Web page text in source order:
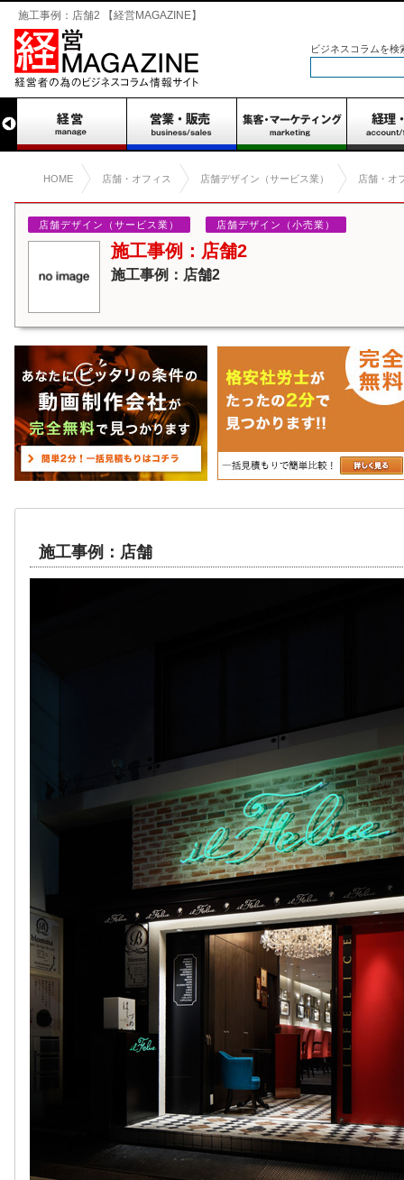
施工事例：店舗2 【経営MAGAZINE】
ビジネスコラムを検
HOME 店舗・オフィス 店舗デザイン（サービス業） 店舗・オ
店舗デザイン（サービス業） 店舗デザイン（小売業）
施工事例：店舗2
施工事例：店舗2
施工事例：店舗